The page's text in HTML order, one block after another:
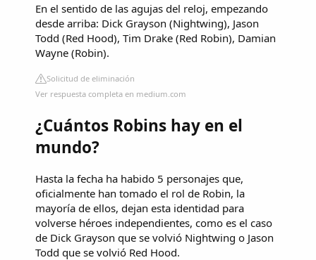
En el sentido de las agujas del reloj, empezando
desde arriba: Dick Grayson (Nightwing), Jason
Todd (Red Hood), Tim Drake (Red Robin), Damian
Wayne (Robin).
Solicitud de eliminación
Ver respuesta completa en medium.com
¿Cuántos Robins hay en el
mundo?
Hasta la fecha ha habido 5 personajes que,
oficialmente han tomado el rol de Robin, la
mayoría de ellos, dejan esta identidad para
volverse héroes independientes, como es el caso
de Dick Grayson que se volvió Nightwing o Jason
Todd que se volvió Red Hood.